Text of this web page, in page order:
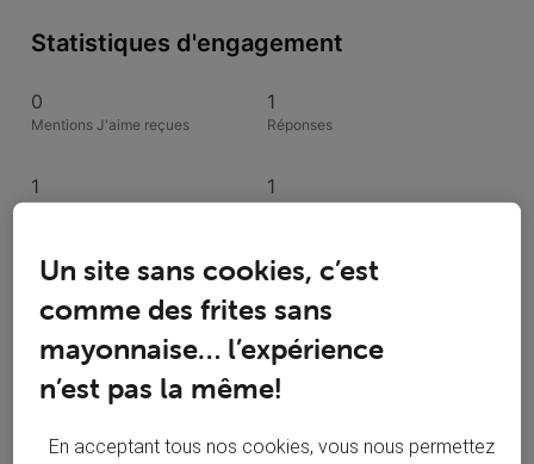
Statistiques d'engagement
0
Mentions J'aime reçues
1
Réponses
1
Conversations suivies
1
Publications
0
Activités de Torche
Toutesles activités
Un site sans cookies, c’est
comme des frites sans
mayonnaise… l’expérience
n’est pas la même!
En acceptant tous nos cookies, vous nous permettez